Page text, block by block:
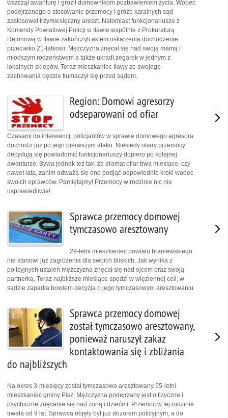
wszczął awanturę i groził domownikom pozbawieniem życia. Wobec
podejrzanego o stosowanie przemocy i gróźb karalnych sąd
zastosował trzymiesięczny areszt. Natomiast funkcjonariusze z
Komendy Powiatowej Policji w Iławie wspólnie z Prokuraturą
Rejonową w Iławie zakończyli aktem oskarżenia dochodzenie
przeciwko 21-latkowi. Mężczyzna znęcał się nad swoją mamą i
młodszym rodzeństwem a także ukradł zegarek w jednym z
lokalnych sklepów. Teraz mieszkaniec Iławy ze swojego
zachowania będzie tłumaczył się przed sądem.
Region: Domowi agresorzy
odseparowani od ofiar
Czasami do interwencji policjantów w sprawie domowego agresora
dochodzi już po jego pierwszym ataku. Niekiedy ofiary przemocy
decydują się powiadomić funkcjonariuszy dopiero po kolejnej
awanturze. Bywa jednak też tak, że dramat ofiar trwa miesiące, czy
nawet lata, zanim odważą się one podjąć odpowiednie kroki wobec
swoich oprawców. Pamiętajmy! Przemocy w rodzinie nic nie
usprawiedliwia!
Sprawca przemocy domowej
tymczasowo aresztowany
29-letni mieszkaniec powiatu braniewskiego
nie stanowi już zagrożenia dla swoich bliskich. Jak wynika z
policyjnych ustaleń mężczyzna znęcał się nad ojcem oraz swoją
partnerką. Teraz najbliższe miesiące spędzi w więziennej celi, w
sądzie zapadła bowiem decyzja o jego tymczasowym aresztowaniu.
Sprawca przemocy domowej
został tymczasowo aresztowany,
ponieważ naruszył zakaz
kontaktowania się i zbliżania
do najbliższych
Na okres 3-miesięcy został tymczasowo aresztowany 55-letni
mieszkaniec gminy Pisz. Mężczyzna podejrzany jest o fizyczne i
psychiczne znęcanie się nad żoną i dziećmi. Przemoc w tej rodzinie
trwała od 9 lat. Sprawca objęty był już dozorem policyjnym, a do